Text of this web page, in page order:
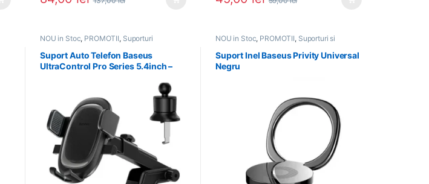
NOU in Stoc, PROMOTII, Suporturi
Suport Auto Telefon Baseus
UltraControl Pro Series 5.4inch –
NOU in Stoc, PROMOTII, Suporturi si
Suporturi Telefoane
Suport Inel Baseus Privity Universal
Negru